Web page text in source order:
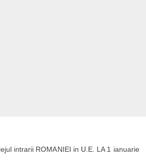
intrarii ROMANIEI in U.E. LA 1 ianuarie